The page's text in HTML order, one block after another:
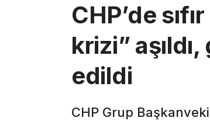
CHP’de
krizi”
edildi
CHP Grup